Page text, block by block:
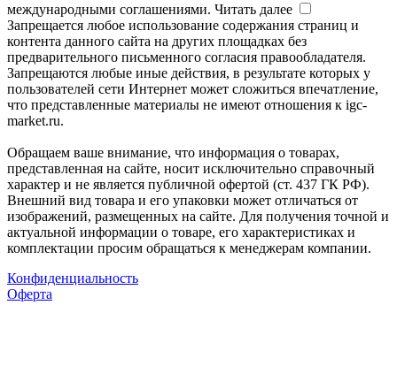
международными соглашениями. Читать далее
Запрещается любое использование содержания страниц и
контента данного сайта на других площадках без
предварительного письменного согласия правообладателя.
Запрещаются любые иные действия, в результате которых у
пользователей сети Интернет может сложиться впечатление,
что представленные материалы не имеют отношения к igc-
market.ru.
Обращаем ваше внимание, что информация о товарах,
представленная на сайте, носит исключительно справочный
характер и не является публичной офертой (ст. 437 ГК РФ).
Внешний вид товара и его упаковки может отличаться от
изображений, размещенных на сайте. Для получения точной и
актуальной информации о товаре, его характеристиках и
комплектации просим обращаться к менеджерам компании.
Конфиденциальность
Оферта